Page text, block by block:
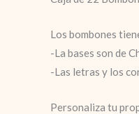
Los bombones
-La bases son de
-Las letras y los
Personaliza tu